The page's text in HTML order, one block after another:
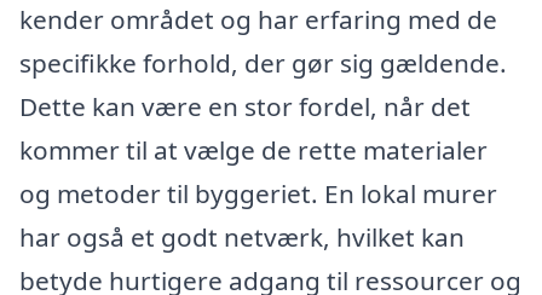
kender området og har erfaring med de
specifikke forhold, der gør sig gældende.
Dette kan være en stor fordel, når det
kommer til at vælge de rette materialer
og metoder til byggeriet. En lokal murer
har også et godt netværk, hvilket kan
betyde hurtigere adgang til ressourcer og